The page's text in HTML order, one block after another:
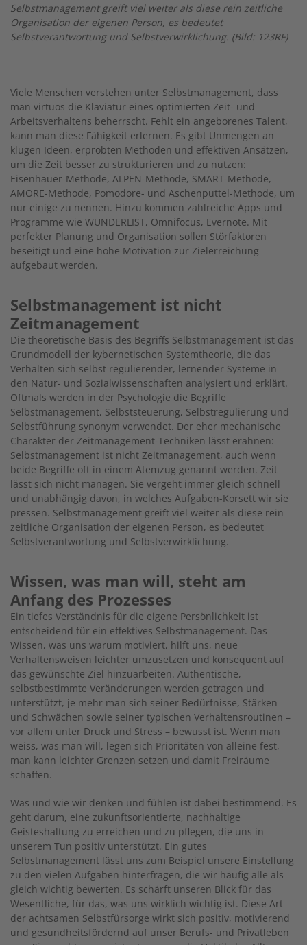
Selbstmanagement greift viel weiter als diese rein zeitliche
Organisation der eigenen Person, es bedeutet
Selbstverantwortung und Selbstverwirklichung. (Bild: 123RF)
Viele Menschen verstehen unter Selbstmanagement, dass
man virtuos die Klaviatur eines optimierten Zeit- und
Arbeitsverhaltens beherrscht. Fehlt ein angeborenes Talent,
kann man diese Fähigkeit erlernen. Es gibt Unmengen an
klugen Ideen, erprobten Methoden und effektiven Ansätzen,
um die Zeit besser zu strukturieren und zu nutzen:
Eisenhauer-Methode, ALPEN-Methode, SMART-Methode,
AMORE-Methode, Pomodore- und Aschenputtel-Methode, um
nur einige zu nennen. Hinzu kommen zahlreiche Apps und
Programme wie WUNDERLIST, Omnifocus, Evernote. Mit
perfekter Planung und Organisation sollen Störfaktoren
beseitigt und eine hohe Motivation zur Zielerreichung
aufgebaut werden.
Selbstmanagement ist nicht
Zeitmanagement
Die theoretische Basis des Begriffs Selbstmanagement ist das
Grundmodell der kybernetischen Systemtheorie, die das
Verhalten sich selbst regulierender, lernender Systeme in
den Natur- und Sozialwissenschaften analysiert und erklärt.
Oftmals werden in der Psychologie die Begriffe
Selbstmanagement, Selbststeuerung, Selbstregulierung und
Selbstführung synonym verwendet. Der eher mechanische
Charakter der Zeitmanagement-Techniken lässt erahnen:
Selbstmanagement ist nicht Zeitmanagement, auch wenn
beide Begriffe oft in einem Atemzug genannt werden. Zeit
lässt sich nicht managen. Sie vergeht immer gleich schnell
und unabhängig davon, in welches Aufgaben-Korsett wir sie
pressen. Selbstmanagement greift viel weiter als diese rein
zeitliche Organisation der eigenen Person, es bedeutet
Selbstverantwortung und Selbstverwirklichung.
Wissen, was man will, steht am
Anfang des Prozesses
Ein tiefes Verständnis für die eigene Persönlichkeit ist
entscheidend für ein effektives Selbstmanagement. Das
Wissen, was uns warum motiviert, hilft uns, neue
Verhaltensweisen leichter umzusetzen und konsequent auf
das gewünschte Ziel hinzuarbeiten. Authentische,
selbstbestimmte Veränderungen werden getragen und
unterstützt, je mehr man sich seiner Bedürfnisse, Stärken
und Schwächen sowie seiner typischen Verhaltensroutinen –
vor allem unter Druck und Stress – bewusst ist. Wenn man
weiss, was man will, legen sich Prioritäten von alleine fest,
man kann leichter Grenzen setzen und damit Freiräume
schaffen.
Was und wie wir denken und fühlen ist dabei bestimmend. Es
geht darum, eine zukunftsorientierte, nachhaltige
Geisteshaltung zu erreichen und zu pflegen, die uns in
unserem Tun positiv unterstützt. Ein gutes
Selbstmanagement lässt uns zum Beispiel unsere Einstellung
zu den vielen Aufgaben hinterfragen, die wir häufig alle als
gleich wichtig bewerten. Es schärft unseren Blick für das
Wesentliche, für das, was uns wirklich wichtig ist. Diese Art
der achtsamen Selbstfürsorge wirkt sich positiv, motivierend
und gesundheitsfördernd auf unser Berufs- und Privatleben